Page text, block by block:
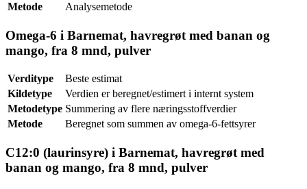
Metode Analysemetode
Omega-6 i Barnemat, havregrøt med banan og
mango, fra 8 mnd, pulver
Verditype
Beste estimat
Kildetype
Verdien er beregnet/estimert i internt system
Metodetype Summering av flere næringsstoffverdier
Metode
Beregnet som summen av omega-6-fettsyrer
C12:0 (laurinsyre) i Barnemat, havregrøt med
banan og mango, fra 8 mnd, pulver